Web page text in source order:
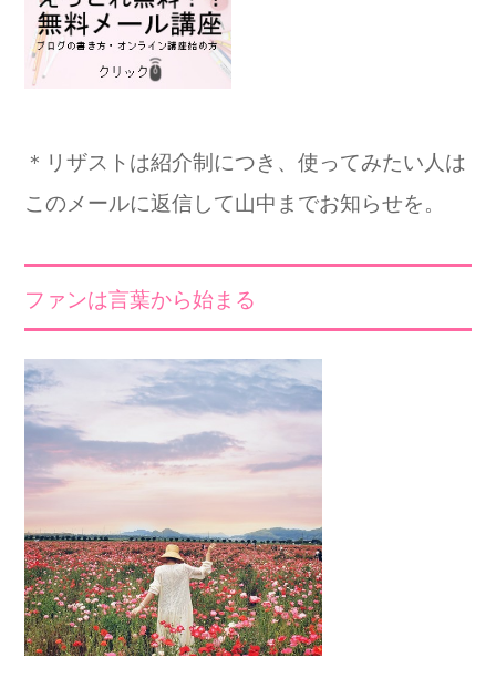
＊リザストは紹介制につき、使ってみたい人は
このメールに返信して山中までお知らせを。
ファンは言葉から始まる